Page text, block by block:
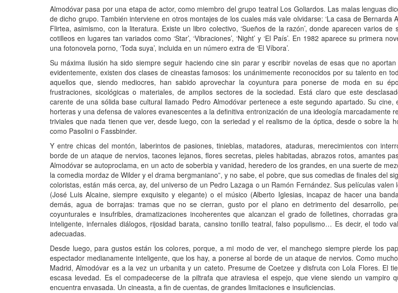
Almodóvar pasa por una etapa de actor, como miembro del grupo teatral Los Goliardos. Las malas lenguas
de dicho grupo. También interviene en otros montajes de los cuales más vale olvidarse: ‘La casa de Bernarda
Flirtea, asimismo, con la literatura. Existe un libro colectivo, ‘Sueños de la razón’, donde aparecen varios
cotilleos en lugares tan variados como ‘Star’, ‘Vibraciones’, ‘Night’ y ‘El País’. En 1982 aparece su primera
una fotonovela porno, ‘Toda suya’, incluida en un número extra de ‘El Víbora’.
Su máxima ilusión ha sido siempre seguir haciendo cine sin parar y escribir novelas de esas que no
evidentemente, existen dos clases de cineastas famosos: los unánimemente reconocidos por su talento en
aquellos que, siendo mediocres, han sabido aprovechar la coyuntura para ponerse de moda en su
frustraciones, sicológicas o materiales, de amplios sectores de la sociedad. Está claro que este
carente de una sólida base cultural llamado Pedro Almodóvar pertenece a este segundo apartado. Su
horteras y una defensa de valores evanescentes a la definitiva entronización de una ideología marcadamente
triviales que nada tienen que ver, desde luego, con la seriedad y el realismo de la óptica, desde o sobre la
como Pasolini o Fassbinder.
Y entre chicas del montón, laberintos de pasiones, tinieblas, matadores, ataduras, merecimientos con
borde de un ataque de nervios, tacones lejanos, flores secretas, pieles habitadas, abrazos rotos, amantes
Almodóvar se autoproclama, en un acto de soberbia y vanidad, heredero de los grandes, en una suerte de
la comedia mordaz de Wilder y el drama bergmaniano”, y no sabe, el pobre, que sus comedias de finales del
coloristas, están más cerca, ay, del universo de un Pedro Lazaga o un Ramón Fernández. Sus películas
(José Luis Alcaine, siempre exquisito y elegante) o el músico (Alberto Iglesias, incapaz de hacer una
demás, agua de borrajas: tramas que no se cierran, gusto por el plano en detrimento del desarrollo,
coyunturales e insufribles, dramatizaciones incoherentes que alcanzan el grado de folletines, chorradas
inteligente, infernales diálogos, rijosidad barata, cansino tonillo teatral, falso populismo… Es decir, el todo
adecuadas.
Desde luego, para gustos están los colores, porque, a mi modo de ver, el manchego siempre pierde los
espectador medianamente inteligente, que los hay, a ponerse al borde de un ataque de nervios. Como
Madrid, Almodóvar es a la vez un urbanita y un cateto. Presume de Coetzee y disfruta con Lola Flores. El
escasa levedad. Es el compadecerse de la piltrafa que atraviesa el espejo, que viene siendo un vampiro
encuentra envasada. Un cineasta, a fin de cuentas, de grandes limitaciones e insuficiencias.